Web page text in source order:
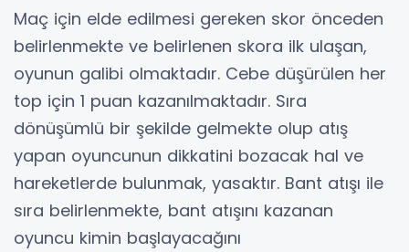
Maç için elde edilmesi gereken skor önceden
belirlenmekte ve belirlenen skora ilk ulaşan,
oyunun galibi olmaktadır. Cebe düşürülen her
top için 1 puan kazanılmaktadır. Sıra
dönüşümlü bir şekilde gelmekte olup atış
yapan oyuncunun dikkatini bozacak hal ve
hareketlerde bulunmak, yasaktır. Bant atışı ile
sıra belirlenmekte, bant atışını kazanan
oyuncu kimin başlayacağını